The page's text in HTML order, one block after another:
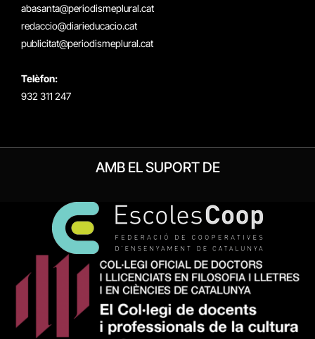
abasanta@periodismeplural.cat
redaccio@diarieducacio.cat
publicitat@periodismeplural.cat
Telèfon:
932 311 247
AMB EL SUPORT DE